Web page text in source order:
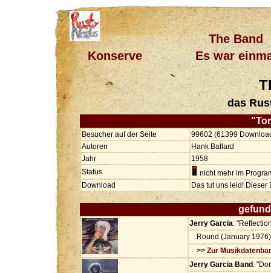
The Band
Konserve
Es war
das
Besucher auf der Seite
99602 (61399
Autoren
Hank Ballard
Jahr
1958
Status
nicht mehr im
Download
Das tut uns leid!
Jerry Garcia:
Round (January 1976)
>> Zur
Jerry Garcia Band :